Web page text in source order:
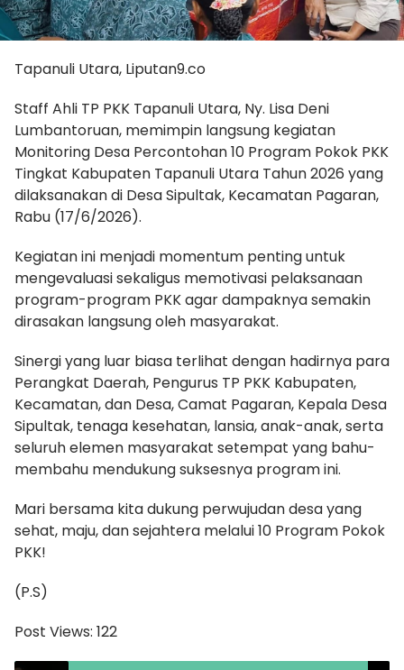
Tapanuli Utara, Liputan9.co
Staff Ahli TP PKK Tapanuli Utara, Ny. Lisa Deni
Lumbantoruan, memimpin langsung kegiatan
Monitoring Desa Percontohan 10 Program Pokok PKK
Tingkat Kabupaten Tapanuli Utara Tahun 2026 yang
dilaksanakan di Desa Sipultak, Kecamatan Pagaran,
Rabu (17/6/2026).
Kegiatan ini menjadi momentum penting untuk
mengevaluasi sekaligus memotivasi pelaksanaan
program-program PKK agar dampaknya semakin
dirasakan langsung oleh masyarakat.
Sinergi yang luar biasa terlihat dengan hadirnya para
Perangkat Daerah, Pengurus TP PKK Kabupaten,
Kecamatan, dan Desa, Camat Pagaran, Kepala Desa
Sipultak, tenaga kesehatan, lansia, anak-anak, serta
seluruh elemen masyarakat setempat yang bahu-
membahu mendukung suksesnya program ini.
Mari bersama kita dukung perwujudan desa yang
sehat, maju, dan sejahtera melalui 10 Program Pokok
PKK!
(P.S)
Post Views: 122